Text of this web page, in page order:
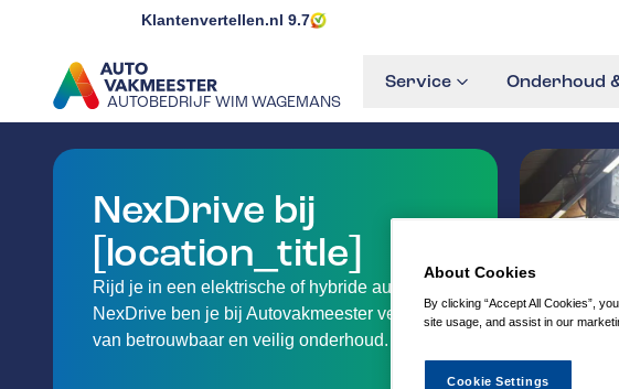
Klantenvertellen.nl 9.7
AUTOBEDRIJF WIM WAGEMANS
GA NAAR DE HOMEPAGINA
Service Onderhoud
NexDrive bij
[location_title]
Rijd je in een elektrische of hybride auto? Met
NexDrive ben je bij Autovakmeester verzekerd
van betrouwbaar en veilig onderhoud.
About Cookies
By clicking “Accept All Cookies”,
site usage, and assist in our
Cookie Settings